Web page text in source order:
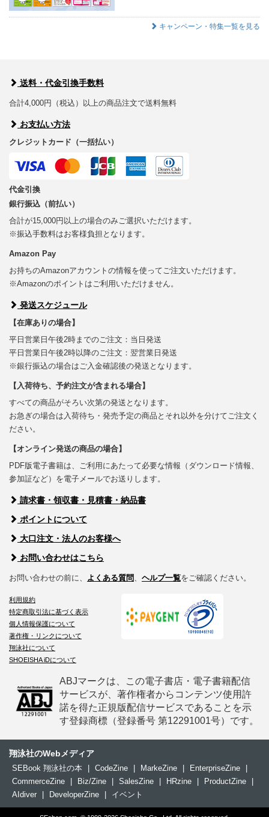
キャンペーン・特集一覧を見る
送料・代金引換手数料
合計4,000円（税込）以上の商品注文で送料無料
お支払い方法
クレジットカード（一括払い）
代金引換
銀行振込（前払い）
合計が15,000円以上の場合のみご選択いただけます。
※振込手数料はお客様負担となります。
Amazon Pay
お持ちのAmazonアカウントの情報を使ってご注文いただけます。
※Amazonのポイントはご利用いただけません。
発送スケジュール
【在庫ありの場合】
平日営業日午後2時までのご注文：当日発送
平日営業日午後2時以降のご注文：翌営業日発送
※銀行振込の場合はご入金確認後の発送となります。
【入荷待ち、予約注文が含まれる場合】
すべての商品がそろい次第の発送となります。
お急ぎの場合は入荷待ち・発売予定の商品とそれ以外を分けてご注文く
ださい。
【オンライン発送の商品の場合】
PDF版電子書籍は、ご利用にあたって必要な情報（ダウンロード情報、
参加証など）を電子メールでお送りします。
請求書・領収書・見積書・納品書
ポイントについて
大口注文・法人のお客様へ
お問い合わせはこちら
お問い合わせの前に、 よくある質問、 ヘルプ一覧をご確認ください。
利用規約
特定商取引法に基づく表示
個人情報保護について
著作権・リンクについて
翔泳社について
SHOEISHA iDについて
ABJマークは、この電子書店・電子書籍配信
サービスが、著作権者からコンテンツ使用許
諾を得た正規版配信サービスであることを示
す登録商標（登録番号 第12291001号）です。
翔泳社のWebメディア
SEBook 翔泳社の本 CodeZine MarkeZine EnterpriseZine
CommerceZine
Biz/Zine SalesZine HRzine ProductZine
AIdiver
DeveloperZine イベント